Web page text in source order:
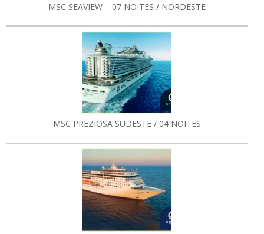
MSC SEAVIEW – 07 NOITES / NORDESTE
MSC PREZIOSA SUDESTE / 04 NOITES